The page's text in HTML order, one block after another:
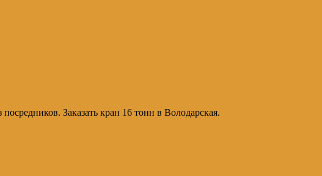
Заказать кран 16 тонн в Володарская.